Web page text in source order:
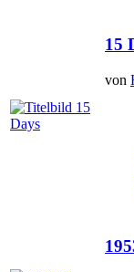
15
von